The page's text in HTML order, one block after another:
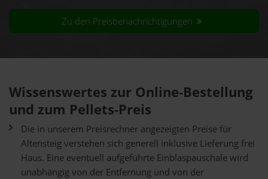
Zu den Preisbenachrichtigungen
Wissenswertes zur Online-Bestellung
und zum Pellets-Preis
Die in unserem Preisrechner angezeigten Preise für
Altensteig verstehen sich generell inklusive Lieferung frei
Haus. Eine eventuell aufgeführte Einblaspauschale wird
unabhängig von der Entfernung und von der